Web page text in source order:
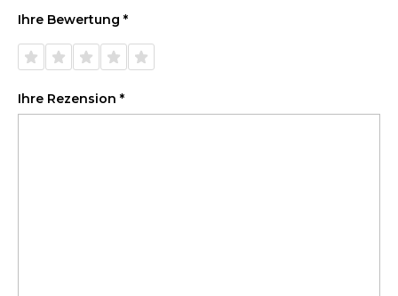
Ihre Bewertung *
1 von
5 Sternen
2 von
5 Sternen
3 von
5 Sternen
4 von
5 Sternen
5 von
5 Sternen
Ihre Rezension *